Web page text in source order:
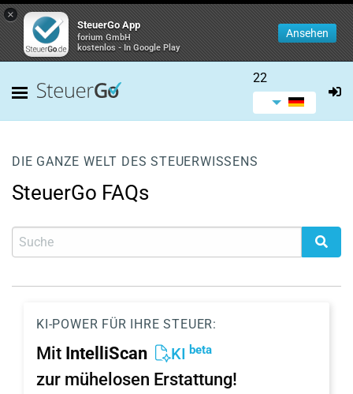
×
SteuerGo App
forium GmbH
kostenlos - In Google Play
Ansehen
22
DIE GANZE WELT DES STEUERWISSENS
SteuerGo FAQs
KI-POWER FÜR IHRE STEUER:
Mit IntelliScan KI beta
zur mühelosen Erstattung!